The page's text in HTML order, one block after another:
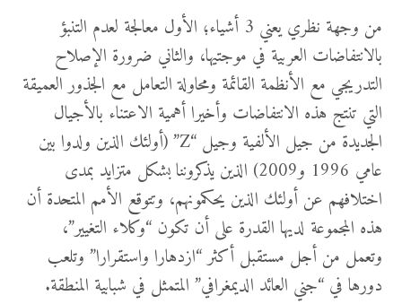
من وجهة نظري يعني 3 أشياء؛ الأول معالجة لعدم التنبؤ
بالانتفاضات العربية في موجتيها، والثاني ضرورة الإصلاح
التدريجي مع الأنظمة القائمة ومحاولة التعامل مع الجذور العميقة
التي تنتج هذه الانتفاضات وأخيرا أهمية الاعتناء بالأجيال
الجديدة من جيل الألفية وجيل “Z” (أولئك الذين ولدوا بين
عامي 1996 و2009) الذين يذكروننا بشكل متزايد بمدى
اختلافهم عن أولئك الذين يحكمونهم، وتتوقع الأمم المتحدة أن
هذه المجموعة لديها القدرة على أن تكون “وكلاء التغيير”،
وتعمل من أجل مستقبل أكثر “ازدهارا واستقرارا” وتلعب
دورها في “جني العائد الديمغرافي” المتمثل في شبابية المنطقة.